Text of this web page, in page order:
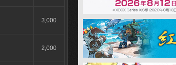
3,000
2,000